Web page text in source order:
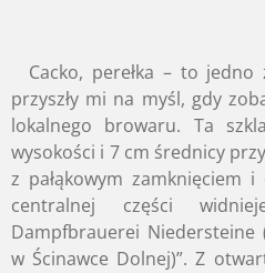
Cacko, perełka – to
przyszły mi na myśl, gdy
lokalnego browaru. Ta
wysokości i 7 cm średnicy
z pałąkowym zamknięciem
centralnej części
Dampfbrauerei Niedersteine
w Ścinawce Dolnej)”. Z